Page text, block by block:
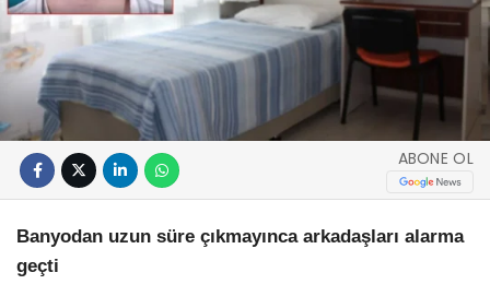
ABONE OL
Banyodan uzun süre çıkmayınca arkadaşları alarma
geçti